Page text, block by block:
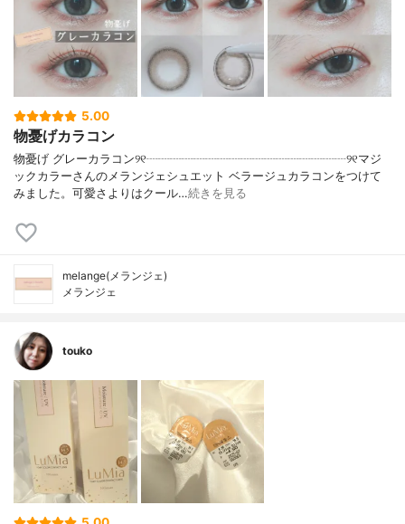
5.00
物憂げカラコン
物憂げ グレーカラコン୨୧┈┈┈┈┈┈┈┈┈┈┈┈┈┈┈┈┈୨୧マジ
ックカラーさんのメランジェシュエット ベラージュカラコンをつけて
みました。可愛さよりはクール…続きを見る
melange(メランジェ)
メランジェ
touko